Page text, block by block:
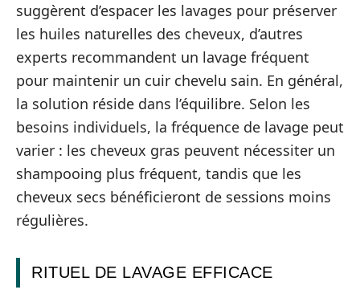
suggèrent d’espacer les lavages pour préserver
les huiles naturelles des cheveux, d’autres
experts recommandent un lavage fréquent
pour maintenir un cuir chevelu sain. En général,
la solution réside dans l’équilibre. Selon les
besoins individuels, la fréquence de lavage peut
varier : les cheveux gras peuvent nécessiter un
shampooing plus fréquent, tandis que les
cheveux secs bénéficieront de sessions moins
régulières.
RITUEL DE LAVAGE EFFICACE